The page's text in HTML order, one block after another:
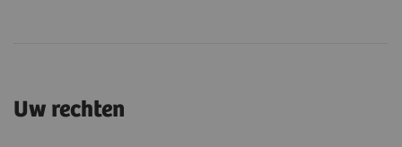
Uw rechten